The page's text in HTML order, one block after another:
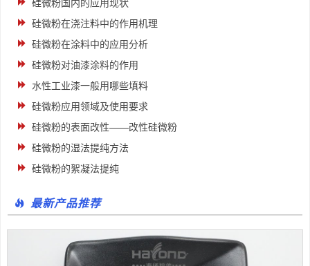
硅微粉在浇注料中的作用机理
硅微粉在涂料中的应用分析
硅微粉对油漆涂料的作用
水性工业漆一般用哪些填料
硅微粉应用领域及使用要求
硅微粉的表面改性——改性硅微粉
硅微粉的湿法提纯方法
硅微粉的絮凝法提纯
最新产品推荐